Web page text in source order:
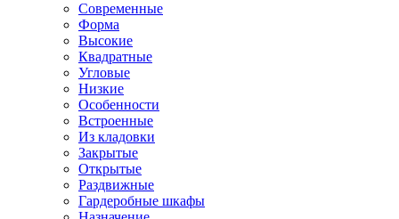
Современные
Форма
Высокие
Квадратные
Угловые
Низкие
Особенности
Встроенные
Из кладовки
Закрытые
Открытые
Раздвижные
Гардеробные шкафы